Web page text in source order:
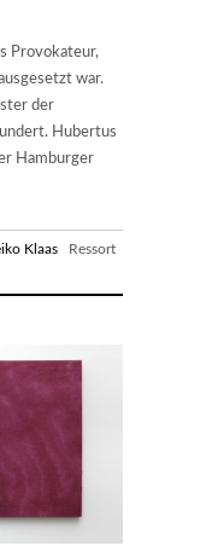
Provokateur,
war.
der
Hubertus
Hamburger
Klaas Ressort